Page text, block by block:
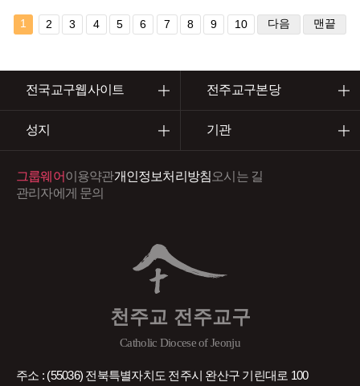
1 2 3 4 5 6 7 8 9 10 다음 맨끝
전국교구웹사이트 전주교구본당
성지 기관
천주교 전주교구
Catholic Diocese of Jeonju
그룹웨어이용약관개인정보처리방침오시는 길
관리자에게 문의
주소 : (55036) 전북특별자치도 전주시 완산구 기린대로 100